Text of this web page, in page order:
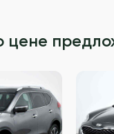
цене